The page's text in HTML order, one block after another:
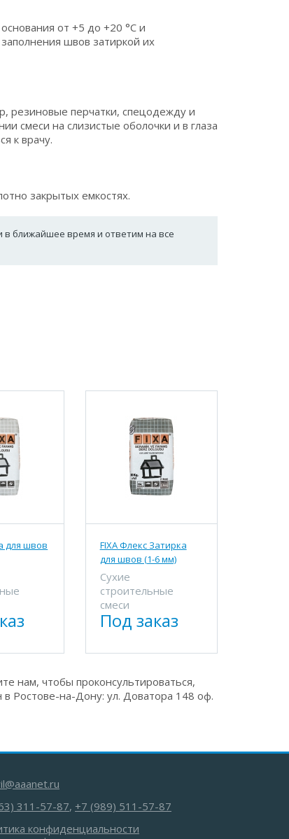
от +5 до +20 °С и
швов затиркой их
резиновые перчатки, спецодежду и
смеси на слизистые оболочки и в глаза
к врачу.
закрытых емкостях.
в ближайшее время и ответим на все
для швов
FIXA Флекс Затирка
для швов (1-6 мм)
Сухие
строительные
смеси
Под заказ
нам, чтобы проконсультироваться,
Ростове-на-Дону: ул. Доватора 148 оф.
311-57-87, +7 (989) 511-57-87
конфиденциальности